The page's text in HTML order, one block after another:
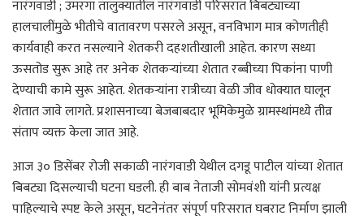
नारंगवाडी ; उमरगा तालुक्यातील नारंगवाडी परिसरात बिबट्याच्या
हालचालींमुळे भीतीचे वातावरण पसरले असून, वनविभाग मात्र कोणतीही
कार्यवाही करत नसल्याने शेतकरी दहशतीखाली आहेत. कारण सध्या
ऊसतोड सुरू आहे तर अनेक शेतकऱ्यांच्या शेतात रब्बीच्या पिकांना पाणी
देण्याची कामे सुरू आहेत. शेतकऱ्यांना रात्रीच्या वेळी जीव धोक्यात घालून
शेतात जावे लागते. प्रशासनाच्या बेजबाबदार भूमिकेमुळे ग्रामस्थांमध्ये तीव्र
संताप व्यक्त केला जात आहे.
आज ३० डिसेंबर रोजी सकाळी नारंगवाडी येथील दगडू पाटील यांच्या शेतात
बिबट्या दिसल्याची घटना घडली. ही बाब नेताजी सोमवंशी यांनी प्रत्यक्ष
पाहिल्याचे स्पष्ट केले असून, घटनेनंतर संपूर्ण परिसरात घबराट निर्माण झाली